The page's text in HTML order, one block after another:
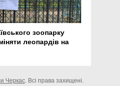
зоопарку
леопардів на
Черкас. Всі права захищені.